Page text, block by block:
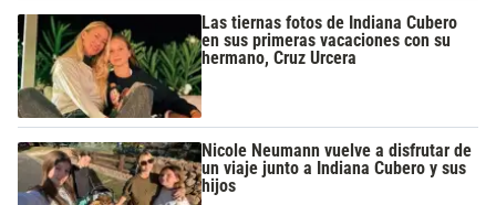
Las tiernas fotos de Indiana Cubero
en sus primeras vacaciones con su
hermano, Cruz Urcera
Nicole Neumann vuelve a disfrutar de
un viaje junto a Indiana Cubero y sus
hijos